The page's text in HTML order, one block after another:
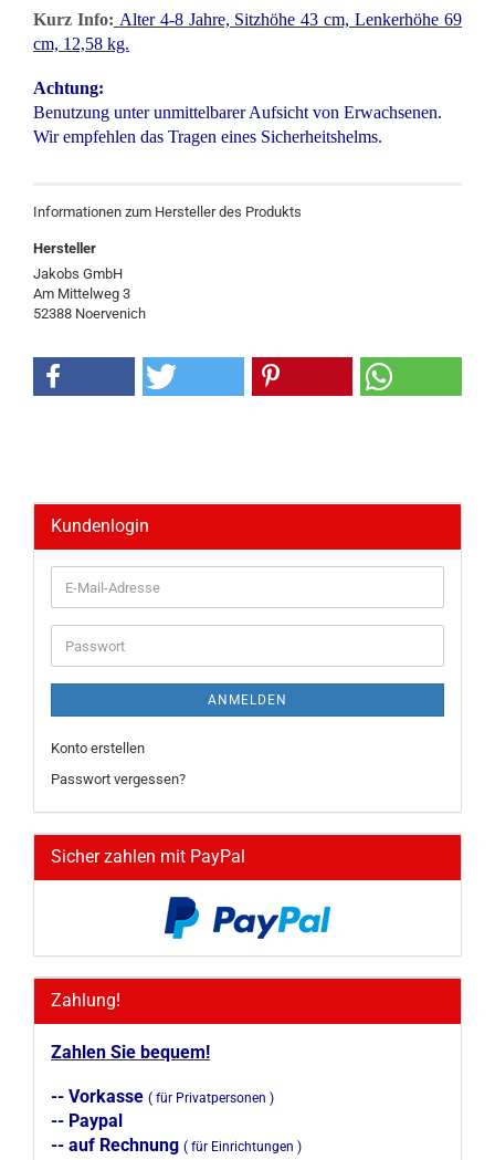
Kurz Info: Alter 4-8 Jahre, Sitzhöhe 43 cm, Lenkerhöhe 69
cm, 12,58 kg.
Achtung:
Benutzung unter unmittelbarer Aufsicht von Erwachsenen.
Wir empfehlen das Tragen eines Sicherheitshelms.
Informationen zum Hersteller des Produkts
Hersteller
Jakobs GmbH
Am Mittelweg 3
52388 Noervenich
Kundenlogin
E-
Mail-
Adresse
Passwort
ANMELDEN
Konto erstellen
Passwort vergessen?
Sicher zahlen mit PayPal
Zahlung!
Zahlen Sie bequem!
-- Vorkasse ( für Privatpersonen )
-- Paypal
-- auf Rechnung ( für Einrichtungen )